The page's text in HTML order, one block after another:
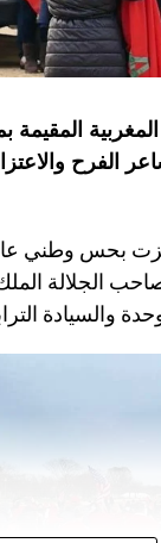
المغربية
الفرح
بحس وطني
الجلالة
والسيادة